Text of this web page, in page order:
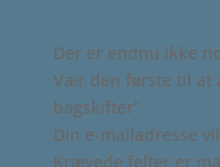
Der er endnu ikke
Vær den første til at
bagskifter”
Din e-mailadresse
Krævede felter er